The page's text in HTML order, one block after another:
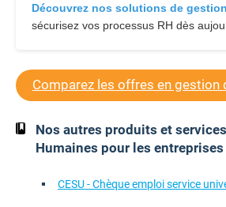
Découvrez nos solutions de
sécurisez vos processus RH dès
Comparez les offres en gestion
Nos autres produits et
Humaines pour les entreprises
CESU - Chèque emploi service